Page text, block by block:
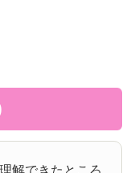
解できたところ